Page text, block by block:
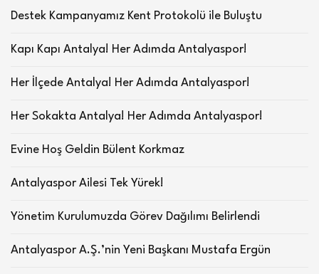
Destek Kampanyamız Kent Protokolü ile Buluştu
Kapı Kapı Antalya! Her Adımda Antalyaspor!
Her İlçede Antalya! Her Adımda Antalyaspor!
Her Sokakta Antalya! Her Adımda Antalyaspor!
Evine Hoş Geldin Bülent Korkmaz
Antalyaspor Ailesi Tek Yürek!
Yönetim Kurulumuzda Görev Dağılımı Belirlendi
Antalyaspor A.Ş.’nin Yeni Başkanı Mustafa Ergün